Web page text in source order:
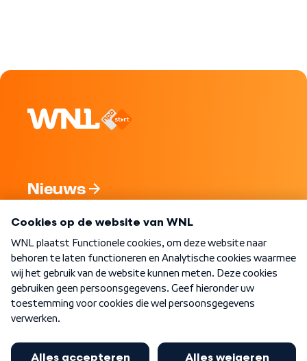
Nieuws
Nieuwsbrief
Word Lid